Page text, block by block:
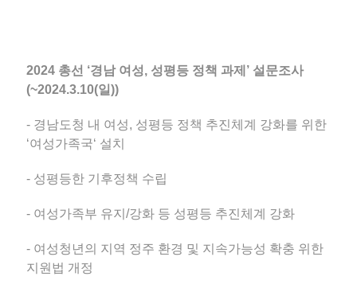
2024 총선 ‘경남 여성, 성평등 정책 과제’ 설문조사
(~2024.3.10(일))
- 경남도청 내 여성, 성평등 정책 추진체계 강화를 위한
‘여성가족국‘ 설치
- 성평등한 기후정책 수립
- 여성가족부 유지/강화 등 성평등 추진체계 강화
- 여성청년의 지역 정주 환경 및 지속가능성 확충 위한
지원법 개정